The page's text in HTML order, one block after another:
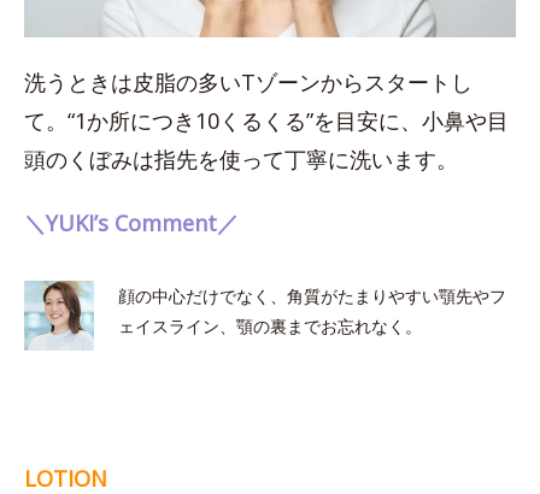
洗うときは皮脂の多いTゾーンからスタートし
て。“1か所につき10くるくる”を目安に、小鼻や目
頭のくぼみは指先を使って丁寧に洗います。
＼YUKI’s Comment／
顔の中心だけでなく、角質がたまりやすい顎先やフ
ェイスライン、顎の裏までお忘れなく。
LOTION